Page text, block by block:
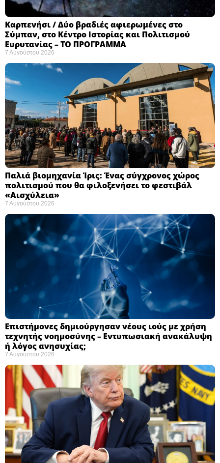
Καρπενήσι / Δύο βραδιές αφιερωμένες στο
Σύμπαν, στο Κέντρο Ιστορίας και Πολιτισμού
Ευρυτανίας – ΤΟ ΠΡΟΓΡΑΜΜΑ
7 Αυγούστου 2026
Παλιά βιομηχανία Ίρις: Ένας σύγχρονος χώρος
πολιτισμού που θα φιλοξενήσει το φεστιβάλ
«Αισχύλεια» ​
7 Αυγούστου 2026
Επιστήμονες δημιούργησαν νέους ιούς με χρήση
τεχνητής νοημοσύνης – Εντυπωσιακή ανακάλυψη
ή λόγος ανησυχίας; ​
7 Αυγούστου 2026